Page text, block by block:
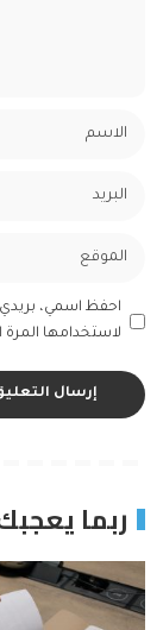
احفظ اسمي، بريدي
لاستخدامها المرة
ربما